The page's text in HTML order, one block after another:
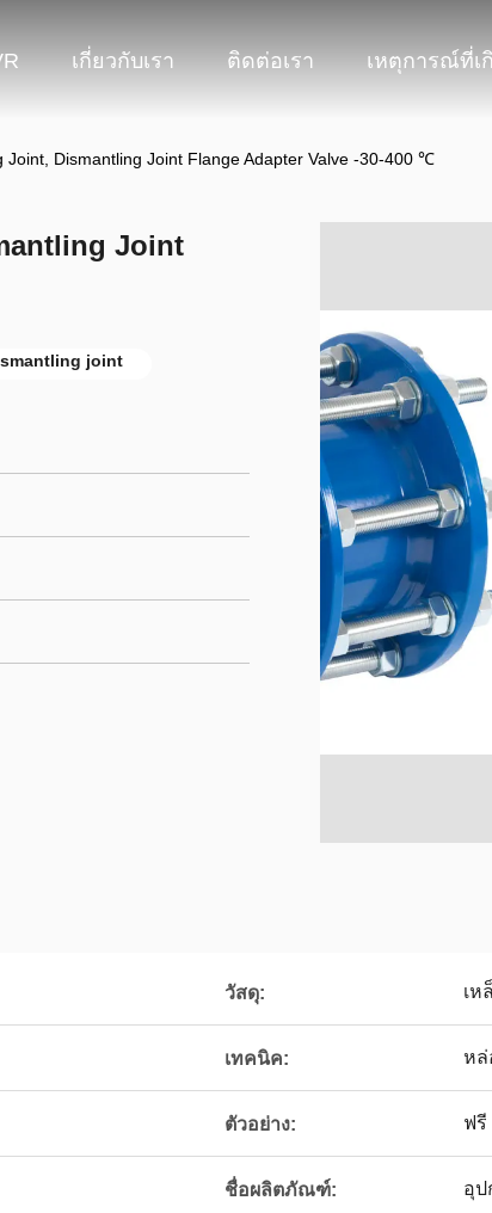
เกี่ยวกับเรา ติดต่อเรา เหตุการณ์ที่เ
Dismantling Joint Flange Adapter Valve -30-400 ℃
Joint
joint
วัสดุ: เห
เทคนิค: หล่
ตัวอย่าง: ฟรี
ชื่อผลิตภัณฑ์: อุ